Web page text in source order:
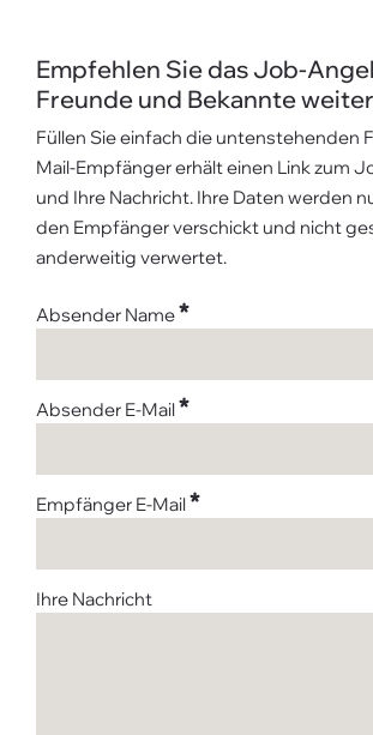
Empfehlen Sie das Job-
Freunde und Bekannte
Füllen Sie einfach die untenstehenden
Mail-Empfänger erhält einen Link zum
und Ihre Nachricht. Ihre Daten werden
den Empfänger verschickt und nicht
anderweitig verwertet.
Absender Name*
Absender E-Mail*
Empfänger E-Mail*
Ihre Nachricht